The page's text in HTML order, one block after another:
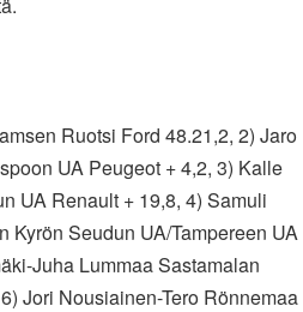
Ruotsi Ford 48.21,2, 2) Jaro
UA Peugeot + 4,2, 3) Kalle
UA Renault + 19,8, 4) Samuli
Kyrön Seudun UA/Tampereen UA
Juha Lummaa Sastamalan
Jori Nousiainen-Tero Rönnemaa